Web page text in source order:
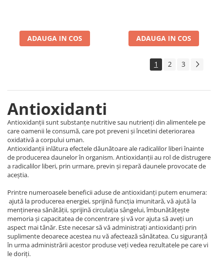
ADAUGA IN COS ADAUGA IN COS
1 2 3
Antioxidanti
Antioxidanții sunt substanțe nutritive sau nutrienți din alimentele pe
care oamenii le consumă, care pot preveni și încetini deteriorarea
oxidativă a corpului uman.
Antioxidanții inlătura efectele dăunătoare ale radicalilor liberi înainte
de producerea daunelor în organism. Antioxidanții au rol de distrugere
a radicalilor liberi, prin urmare, previn și repară daunele provocate de
aceștia.
Printre numeroasele beneficii aduse de antioxidanți putem enumera:
ajută la producerea energiei, sprijină funcția imunitară, vă ajută la
menținerea sănătății, sprijină circulația sângelui, îmbunătățește
memoria și capacitatea de concentrare și vă vor ajuta să aveți un
aspect mai tânăr. Este necesar să vă administrați antioxidanți prin
suplimente deoarece acestea nu vă afectează sănătatea. Cu siguranță
în urma administrării acestor produse veți vedea rezultatele pe care vi
le doriți.